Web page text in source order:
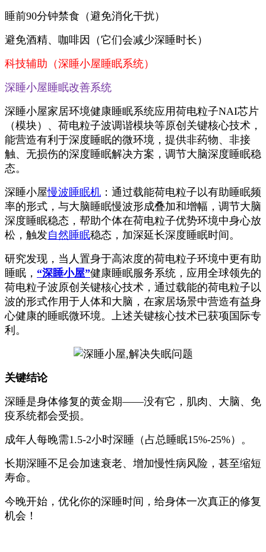
睡前90分钟禁食（避免消化干扰）
避免酒精、咖啡因（它们会减少深睡时长）
科技辅助（深睡小屋睡眠系统）
深睡小屋睡眠改善系统
深睡小屋家居环境健康睡眠系统应用荷电粒子NAI芯片
（模块）、荷电粒子波调谐模块等原创关键核心技术，
能营造有利于深度睡眠的微环境，提供非药物、非接
触、无损伤的深度睡眠解决方案，调节大脑深度睡眠稳
态。
深睡小屋慢波睡眠机 ：通过载能荷电粒子以有助睡眠频
率的形式，与大脑睡眠慢波形成叠加和增幅，调节大脑
深度睡眠稳态，帮助个体在荷电粒子优势环境中身心放
松，触发自然睡眠稳态，加深延长深度睡眠时间。
研究发现，当人置身于高浓度的荷电粒子环境中更有助
睡眠， “深睡小屋”健康睡眠服务系统，应用全球领先的
荷电粒子波原创关键核心技术，通过载能的荷电粒子以
波的形式作用于人体和大脑，在家居场景中营造有益身
心健康的睡眠微环境。上述关键核心技术已获项国际专
利。
关键结论
深睡是身体修复的黄金期——没有它，肌肉、大脑、免
疫系统都会受损。
成年人每晚需1.5-2小时深睡（占总睡眠15%-25%）。
长期深睡不足会加速衰老、增加慢性病风险，甚至缩短
寿命。
今晚开始，优化你的深睡时间，给身体一次真正的修复
机会！